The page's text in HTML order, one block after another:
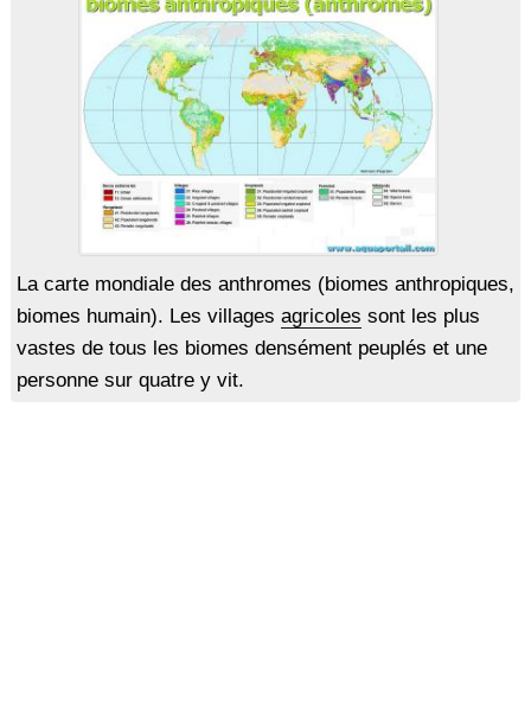
La carte mondiale des anthromes (biomes anthropiques,
biomes humain). Les villages agricoles sont les plus
vastes de tous les biomes densément peuplés et une
personne sur quatre y vit.